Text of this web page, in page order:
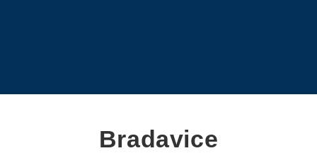
Bradavice